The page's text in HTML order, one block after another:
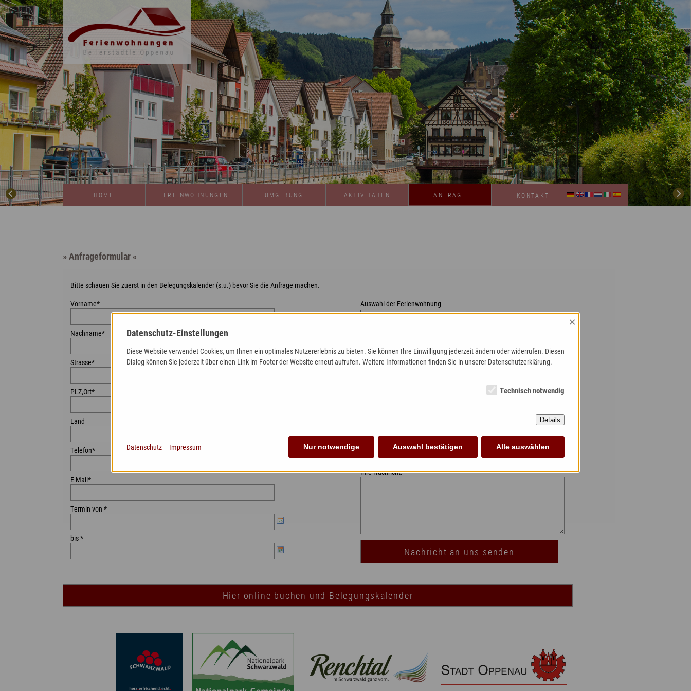
HOME FERIENWOHNUNGEN UMGEBUNG AKTIVITÄTEN ANFRAGE KONTAKT
» Anfrageformular «
Bitte schauen Sie zuerst in den Belegungskalender (s.u.) bevor Sie die Anfrage machen.
Vorname*
Zweiter Vorname*
Nachname*
Strasse*
PLZ,Ort*
Land
Telefon*
E-Mail*
Termin von *
bis *
Auswahl der Ferienwohnung
Personenanzahl Kinder
Ich stimme zu, dass meine Angaben aus diesem Formular zur
werden. Die Daten werden nach abgeschlossener Bearbeitung Ihrer
Anfrage gelöscht. Hinweis: Sie können Ihre Einwilligung jederzeit für
die Zukunft per E-Mail aninfo@fewo-beilerstaedtle-oppenau.de
widerrufen. Detaillierte Informationen zum Umgang mit Nutzerdaten
finden Sie in unsererDatenschutzerklärung »
Ihre Nachricht:
Nachricht an uns senden
Hier online buchen und Belegungskalender
Datenschutz-Einstellungen
×
Diese Website verwendet Cookies, um Ihnen ein optimales Nutzererlebnis zu bieten. Sie können Ihre Einwilligung jederzeit ändern oder widerrufen. Diesen
Dialog können Sie jederzeit über einen Link im Footer der Website erneut aufrufen. Weitere Informationen finden Sie in unserer Datenschutzerklärung.
Technisch notwendig
Details
Nur notwendige Auswahl bestätigen Alle auswählen
Datenschutz Impressum